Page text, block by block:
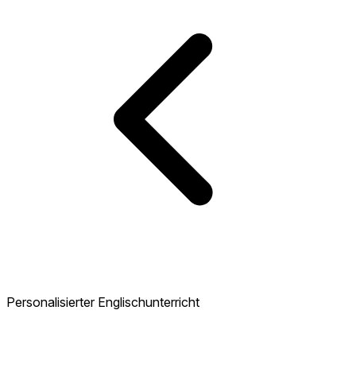
Personalisierter Englischunterricht